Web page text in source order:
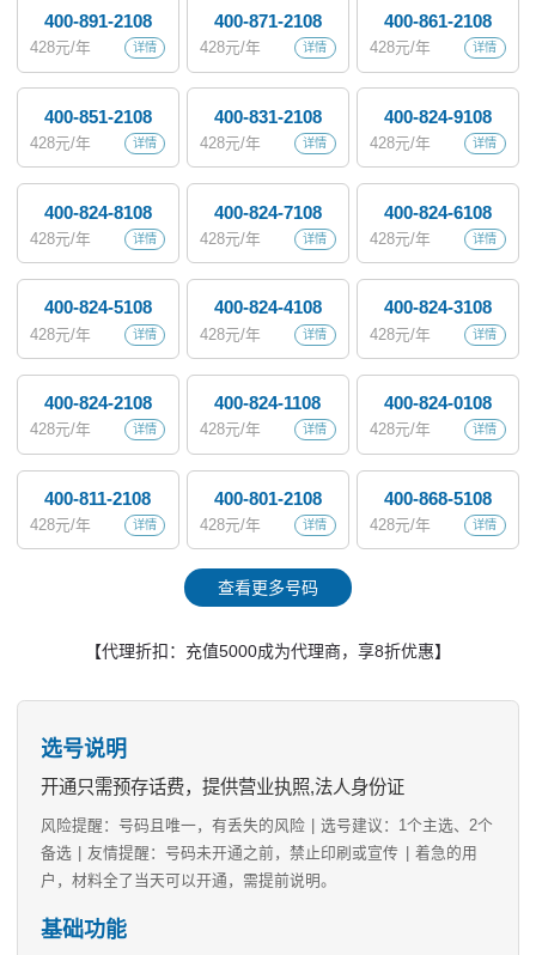
400-891-2108
详情
428元/年
400-871-2108
详情
428元/年
400-861-2108
详情
428元/年
400-851-2108
详情
428元/年
400-831-2108
详情
428元/年
400-824-9108
详情
428元/年
400-824-8108
详情
428元/年
400-824-7108
详情
428元/年
400-824-6108
详情
428元/年
400-824-5108
详情
428元/年
400-824-4108
详情
428元/年
400-824-3108
详情
428元/年
400-824-2108
详情
428元/年
400-824-1108
详情
428元/年
400-824-0108
详情
428元/年
400-811-2108
详情
428元/年
400-801-2108
详情
428元/年
400-868-5108
详情
428元/年
查看更多号码
【代理折扣：充值5000成为代理商，享8折优惠】
选号说明
开通只需预存话费，提供营业执照,法人身份证
风险提醒：号码且唯一，有丢失的风险
选号建议：1个主选、2个
备选
友情提醒：号码未开通之前，禁止印刷或宣传
着急的用
户，材料全了当天可以开通，需提前说明。
基础功能